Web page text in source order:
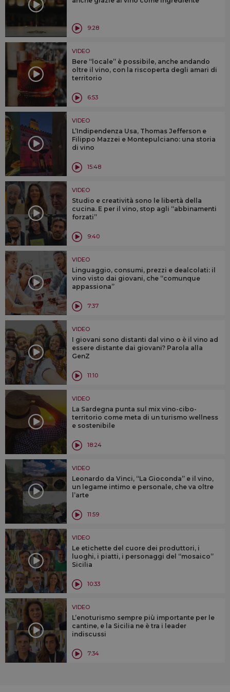
9:28
VIDEO
Bere “locale” è possibile, anche andando
oltre il vino, con la riscoperta degli amari di
territorio
6:53
VIDEO
L’Indipendenza Usa, Thomas Jefferson e
Filippo Mazzei e Montepulciano: una storia
di vino
15:48
VIDEO
Studio e creatività sono le libertà della
cucina. E per il vino, stop agli “abbinamenti
forzati”
9:40
VIDEO
Linguaggio, consumi, prezzi e dealcolati: il
vino visto dai giovani, che “comunque
appassiona”
7:37
VIDEO
I giovani sono distanti dal vino o è il vino ad
essere distante dai giovani? Parola alla
GenZ
11:10
VIDEO
La Sardegna punta sul mix vino-cibo-
territorio come meta di un turismo wellness
e sostenibile
18:24
VIDEO
Leonardo da Vinci, “La Gioconda” e il vino,
un legame intimo e personale, che va oltre
l’arte
11:59
VIDEO
Le etichette del cuore dei produttori, i
luoghi, i piatti, i personaggi del “mosaico”
Sicilia
10:33
VIDEO
L’enoturismo sempre più importante per le
cantine, e la Sicilia ne è tra i leader
indiscussi
7:34